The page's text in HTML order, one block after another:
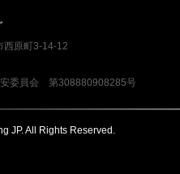
西原町3-14-12
安委員会 第308880908285号
JP. All Rights Reserved.